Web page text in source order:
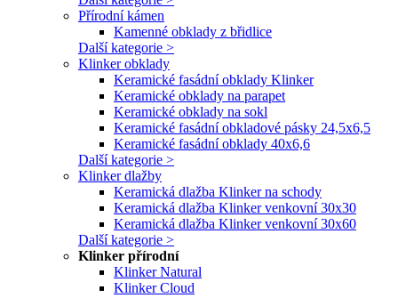
Přírodní kámen
Kamenné obklady z břidlice
Další kategorie >
Klinker obklady
Keramické fasádní obklady Klinker
Keramické obklady na parapet
Keramické obklady na sokl
Keramické fasádní obkladové pásky 24,5x6,5
Keramické fasádní obklady 40x6,6
Další kategorie >
Klinker dlažby
Keramická dlažba Klinker na schody
Keramická dlažba Klinker venkovní 30x30
Keramická dlažba Klinker venkovní 30x60
Další kategorie >
Klinker přírodní
Klinker Natural
Klinker Cloud